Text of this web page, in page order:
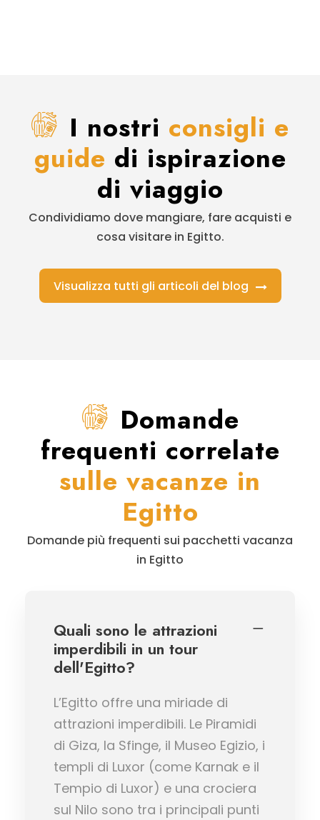
I nostri consigli e
guide di ispirazione
di viaggio
Condividiamo dove mangiare, fare acquisti e
cosa visitare in Egitto.
Visualizza tutti gli articoli del blog
Domande
frequenti correlate
sulle vacanze in
Egitto
Domande più frequenti sui pacchetti vacanza
in Egitto
Quali sono le attrazioni
imperdibili in un tour
dell'Egitto?
L’Egitto offre una miriade di
attrazioni imperdibili. Le Piramidi
di Giza, la Sfinge, il Museo Egizio, i
templi di Luxor (come Karnak e il
Tempio di Luxor) e una crociera
sul Nilo sono tra i principali punti